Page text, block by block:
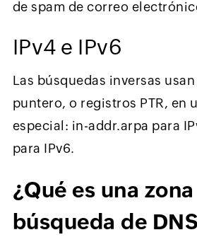
de spam de correo
IPv4 e IPv6
Las búsquedas inversas
puntero, o registros PTR, en
especial: in-addr.arpa para
para IPv6.
¿Qué es una
búsqueda de